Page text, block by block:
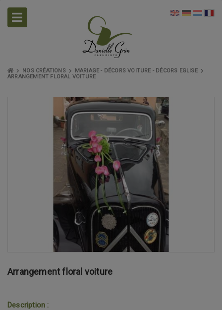
NOS CRÉATIONS
MARIAGE - DÉCORS VOITURE - DÉCORS EGLISE
ARRANGEMENT FLORAL VOITURE
Arrangement floral voiture
Description :